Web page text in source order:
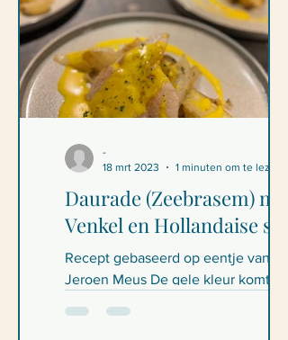
Daurade (Zeebrasem) met
Venkel en Hollandaise saus
Recept gebaseerd op eentje van
Jeroen Meus De gele kleur komt
-
18 mrt 2023
1 minuten om te lezen